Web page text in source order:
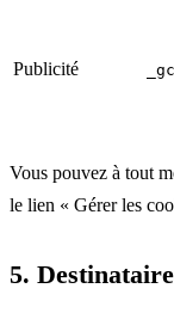
Publicité
Vous pouvez à tout
le lien « Gérer les
5.